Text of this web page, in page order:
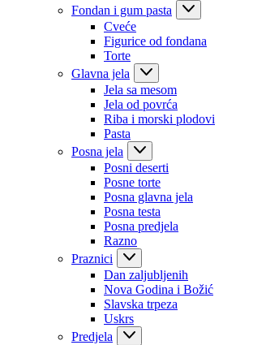
Fondan i gum pasta
Cveće
Figurice od fondana
Torte
Glavna jela
Jela sa mesom
Jela od povrća
Riba i morski plodovi
Pasta
Posna jela
Posni deserti
Posne torte
Posna glavna jela
Posna testa
Posna predjela
Razno
Praznici
Dan zaljubljenih
Nova Godina i Božić
Slavska trpeza
Uskrs
Predjela